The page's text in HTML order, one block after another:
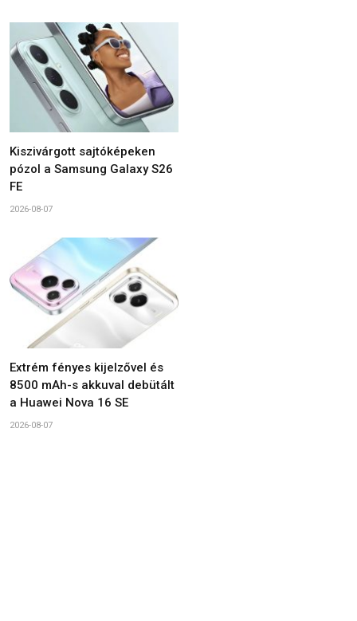
Kiszivárgott sajtóképeken
pózol a Samsung Galaxy S26
FE
2026-08-07
Extrém fényes kijelzővel és
8500 mAh-s akkuval debütált
a Huawei Nova 16 SE
2026-08-07